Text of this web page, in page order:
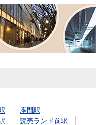
座間駅
読売ランド前駅